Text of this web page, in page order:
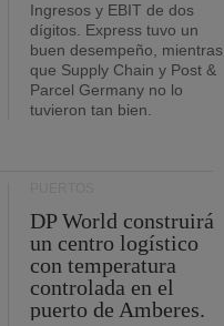
Ingresos y EBIT de dos
dígitos. Express tuvo un
buen desempeño, mientras
que Supply Chain y Post &
Parcel Germany no lo
tuvieron tan bien.
DP World construirá
un centro logístico
con temperatura
controlada en el
puerto de Amberes.